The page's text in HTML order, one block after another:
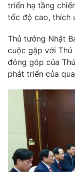
VTV Money
VTV Sức khoẻ
Thị trường 24h
VTV4
VTV9
Liên hệ tòa
triển hạ tầng
tốc độ cao, thích
Thủ tướng Nhật
cuộc gặp với Thủ
đóng góp của
phát triển của